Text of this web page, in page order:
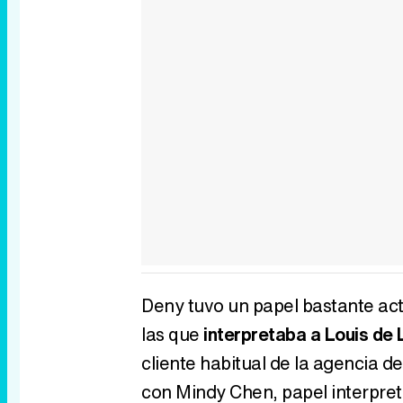
Deny tuvo un papel bastante
las que interpretaba a Louis de
cliente habitual de la agencia
con Mindy Chen, papel